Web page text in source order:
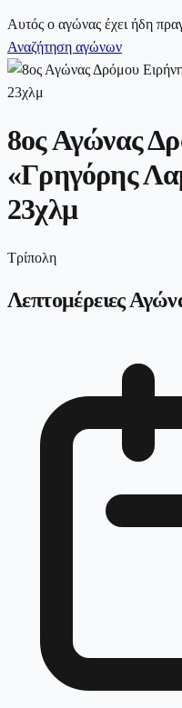
Αυτός ο αγώνας έχει ήδη
Αναζήτηση αγώνων
8ος Αγώνας
«Γρηγόρης
23χλμ
Τρίπολη
Λεπτομέρειες